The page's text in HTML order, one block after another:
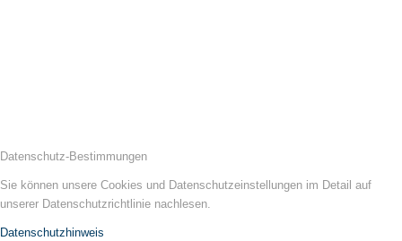
Datenschutz-Bestimmungen
Sie können unsere Cookies und Datenschutzeinstellungen im Detail auf
unserer Datenschutzrichtlinie nachlesen.
Datenschutzhinweis